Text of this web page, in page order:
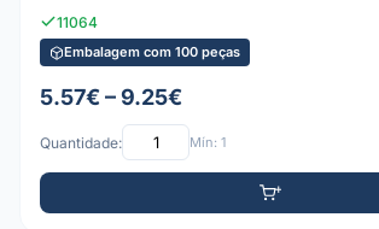
11064
Embalagem com 100 peças
5.57€ – 9.25€
Quantidade: Mín: 1